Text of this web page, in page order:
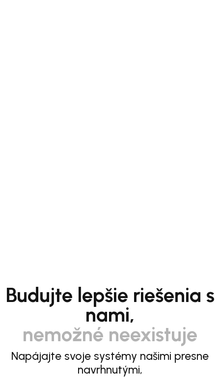
Budujte lepšie riešenia s
nami,
nemožné neexistuje
Napájajte svoje systémy našimi presne
navrhnutými,